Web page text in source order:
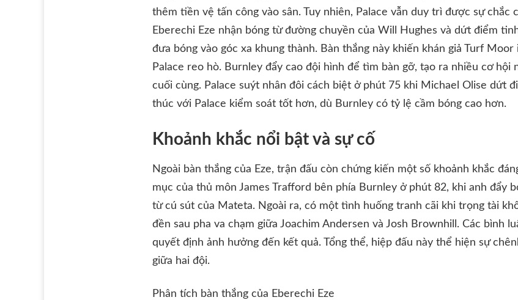
thêm tiền vệ tấn công vào sân. Tuy nhiên, Palace vẫn duy trì được sự chắc
Eberechi Eze nhận bóng từ đường chuyền của Will Hughes và dứt điểm
đưa bóng vào góc xa khung thành. Bàn thắng này khiến khán giả Turf
Palace reo hò. Burnley đẩy cao đội hình để tìm bàn gỡ, tạo ra nhiều cơ hội
cuối cùng. Palace suýt nhân đôi cách biệt ở phút 75 khi Michael Olise dứt
thúc với Palace kiểm soát tốt hơn, dù Burnley có tỷ lệ cầm bóng cao hơn.
Khoảnh khắc nổi bật và sự cố
Ngoài bàn thắng của Eze, trận đấu còn chứng kiến một số khoảnh khắc
mục của thủ môn James Trafford bên phía Burnley ở phút 82, khi anh đẩy
từ cú sút của Mateta. Ngoài ra, có một tình huống tranh cãi khi trọng tài
đền sau pha va chạm giữa Joachim Andersen và Josh Brownhill. Các bình
quyết định ảnh hưởng đến kết quả. Tổng thể, hiệp đấu này thể hiện sự
giữa hai đội.
Phân tích bàn thắng của Eberechi Eze